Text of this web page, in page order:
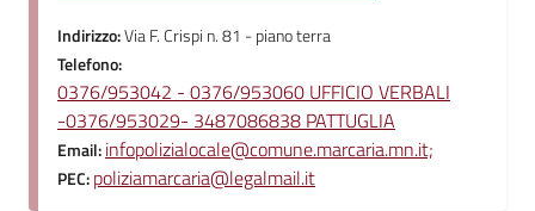
Indirizzo:Via F. Crispi n. 81 - piano terra
Telefono:
0376/953042 - 0376/953060 UFFICIO VERBALI
-0376/953029- 3487086838 PATTUGLIA
Email:infopolizialocale@comune.marcaria.mn.it;
PEC:poliziamarcaria@legalmail.it